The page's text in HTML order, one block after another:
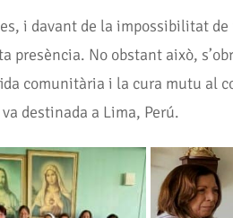
i davant de la impossibilitat de
presència. No obstant això,
comunitària i la cura mutu al
destinada a Lima, Perú.